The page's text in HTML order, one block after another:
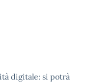
digitale: si potrà